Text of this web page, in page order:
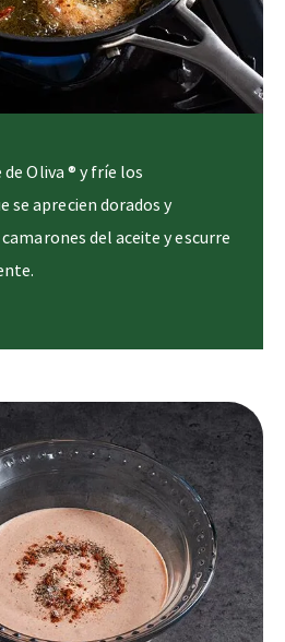
Oliva ® y fríe los
se aprecien dorados y
del aceite y escurre